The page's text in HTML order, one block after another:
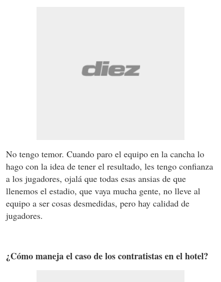
No tengo temor. Cuando paro el equipo en la cancha lo
hago con la idea de tener el resultado, les tengo confianza
a los jugadores, ojalá que todas esas ansias de que
llenemos el estadio, que vaya mucha gente, no lleve al
equipo a ser cosas desmedidas, pero hay calidad de
jugadores.
¿Cómo maneja el caso de los contratistas en el hotel?